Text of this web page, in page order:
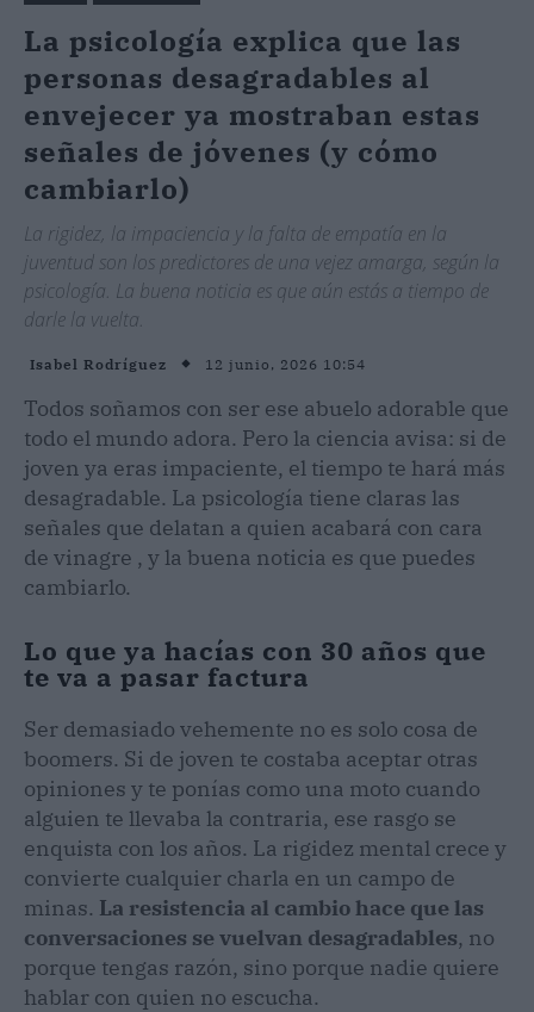
La psicología explica que las
personas desagradables al
envejecer ya mostraban estas
señales de jóvenes (y cómo
cambiarlo)
La rigidez, la impaciencia y la falta de empatía en la
juventud son los predictores de una vejez amarga, según la
psicología. La buena noticia es que aún estás a tiempo de
darle la vuelta.
Isabel Rodríguez 12 junio, 2026 10:54
Todos soñamos con ser ese abuelo adorable que
todo el mundo adora. Pero la ciencia avisa: si de
joven ya eras impaciente, el tiempo te hará más
desagradable. La psicología tiene claras las
señales que delatan a quien acabará con cara
de vinagre , y la buena noticia es que puedes
cambiarlo.
Lo que ya hacías con 30 años que
te va a pasar factura
Ser demasiado vehemente no es solo cosa de
boomers. Si de joven te costaba aceptar otras
opiniones y te ponías como una moto cuando
alguien te llevaba la contraria, ese rasgo se
enquista con los años. La rigidez mental crece y
convierte cualquier charla en un campo de
minas. La resistencia al cambio hace que las
conversaciones se vuelvan desagradables, no
porque tengas razón, sino porque nadie quiere
hablar con quien no escucha.